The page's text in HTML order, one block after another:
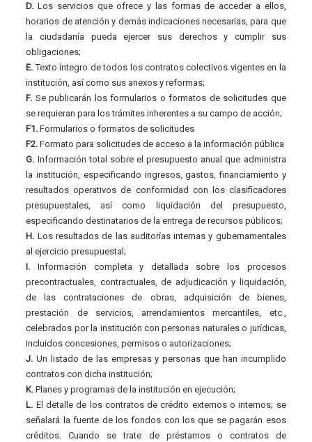
D. Los servicios que ofrece y las formas de acceder a ellos,
horarios de atención y demás indicaciones necesarias, para que
la ciudadanía pueda ejercer sus derechos y cumplir sus
obligaciones;
E. Texto íntegro de todos los contratos colectivos vigentes en la
institución, así como sus anexos y reformas;
F. Se publicarán los formularios o formatos de solicitudes que
se requieran para los trámites inherentes a su campo de acción;
F1. Formularios o formatos de solicitudes
F2. Formato para solicitudes de acceso a la información pública
G. Información total sobre el presupuesto anual que administra
la institución, especificando ingresos, gastos, financiamiento y
resultados operativos de conformidad con los clasificadores
presupuestales, así como liquidación del presupuesto,
especificando destinatarios de la entrega de recursos públicos;
H. Los resultados de las auditorías internas y gubernamentales
al ejercicio presupuestal;
I. Información completa y detallada sobre los procesos
precontractuales, contractuales, de adjudicación y liquidación,
de las contrataciones de obras, adquisición de bienes,
prestación de servicios, arrendamientos mercantiles, etc.,
celebrados por la institución con personas naturales o jurídicas,
incluidos concesiones, permisos o autorizaciones;
J. Un listado de las empresas y personas que han incumplido
contratos con dicha institución;
K. Planes y programas de la institución en ejecución;
L. El detalle de los contratos de crédito externos o internos; se
señalará la fuente de los fondos con los que se pagarán esos
créditos. Cuando se trate de préstamos o contratos de